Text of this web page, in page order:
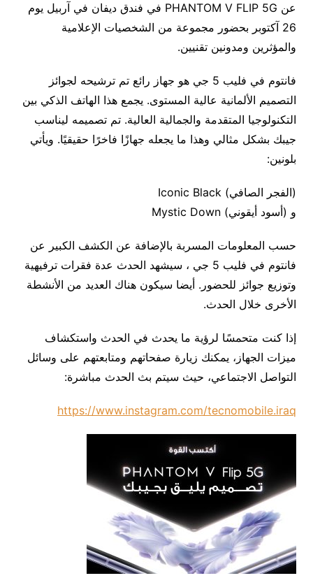
عن PHANTOM V FLIP 5G في فندق ديفان في آربيل يوم
26 آكتوبر بحضور مجموعة من الشخصيات الإعلامية
والمؤثرين ومدونين تقنيين.
فانتوم في فليب 5 جي هو جهاز رائع تم ترشيحه لجوائز
التصميم الألمانية عالية المستوى. يجمع هذا الهاتف الذكي بين
التكنولوجيا المتقدمة والجمالية العالية. تم تصميمه ليناسب
جيبك بشكل مثالي وهذا ما يجعله جهازًا فاخرًا حقيقيًا. ويأتي
بلونين:
(الفجر الصافي) Iconic Black
و (أسود أيقوني) Mystic Down
حسب المعلومات المسربة بالإضافة عن الكشف الكبير عن
فانتوم في فليب 5 جي ، سيشهد الحدث عدة فقرات ترفيهية
وتوزيع جوائز للحضور. أيضا سيكون هناك العديد من الأنشطة
الأخرى خلال الحدث.
إذا كنت متحمسًا لرؤية ما يحدث في الحدث واستكشاف
ميزات الجهاز، يمكنك زيارة صفحاتهم ومتابعتهم على وسائل
التواصل الاجتماعي، حيث سيتم بث الحدث مباشرة:
https://www.instagram.com/tecnomobile.iraq